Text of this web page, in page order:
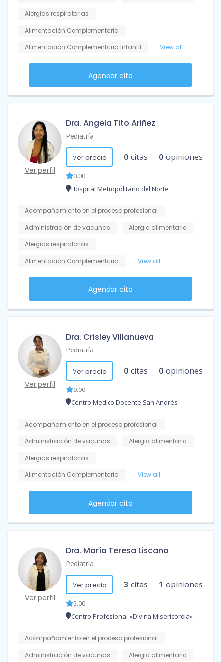
Alergias respiratorias
Alimentación Complementaria
Alimentación Complementaria Infantil
View all
Agendar cita
Ver perfil
Dra. Angela Tito Ariñez
Pediatría
Ver precio 0 citas 0 opiniones
0.00
Hospital Metropolitano del Norte
Acompañamiento en el proceso profesional
Administración de vacunas
Alergia alimentaria
Alergias respiratorias
Alimentación Complementaria
View all
Agendar cita
Ver perfil
Dra. Crisley Villanueva
Pediatría
Ver precio 0 citas 0 opiniones
0.00
Centro Medico Docente San Andrés
Acompañamiento en el proceso profesional
Administración de vacunas
Alergia alimentaria
Alergias respiratorias
Alimentación Complementaria
View all
Agendar cita
Ver perfil
Dra. María Teresa Liscano
Pediatría
Ver precio 3 citas 1 opiniones
5.00
Centro Profesional «Divina Misericordia»
Acompañamiento en el proceso profesional
Administración de vacunas
Alergia alimentaria